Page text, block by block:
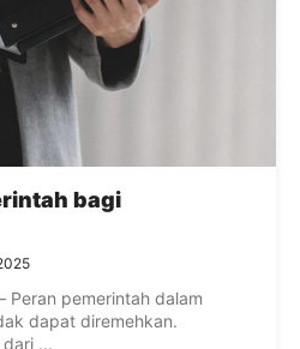
bagi
Peran pemerintah dalam
dapat diremehkan.
...